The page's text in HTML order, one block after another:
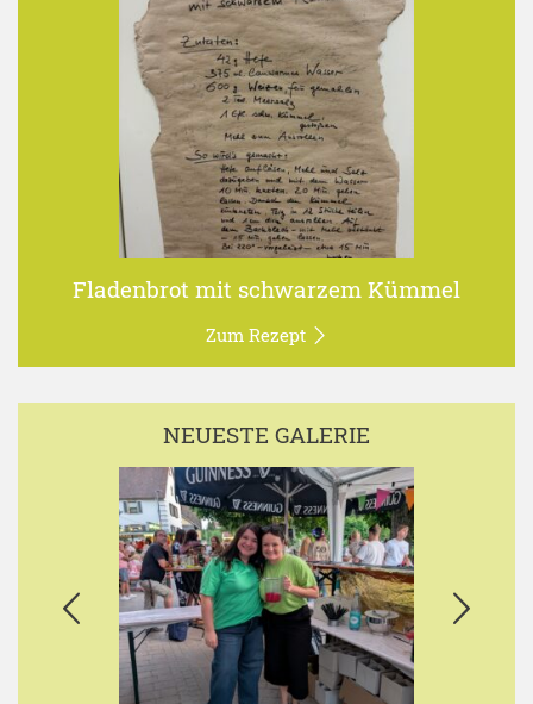
Fladenbrot mit schwarzem Kümmel
Zum Rezept
NEUESTE GALERIE